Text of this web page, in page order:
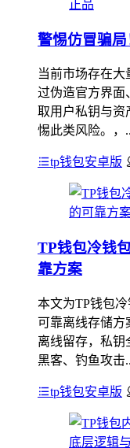
警惕仿冒骗
当前市场存在
过伪造官方界面
取用户私钥与资
惕此类风险。，
tp钱包安卓版
TP钱包冷钱
靠方案
本文为TP钱包
可靠离线存储方
离线留存，私钥
黑客、钓鱼攻击
tp钱包安卓版